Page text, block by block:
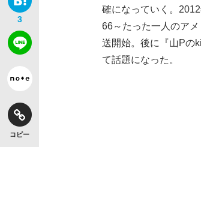
3
コピー
確になっていく。
66～たった一人のア
送開始。後に『山Pの
て話題になった。